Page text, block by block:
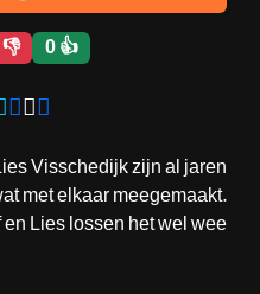
اشتراک‌ها
👍 0
👎 0
Visschedijk zijn al jaren
met elkaar meegemaakt.
Lies lossen het wel wee...